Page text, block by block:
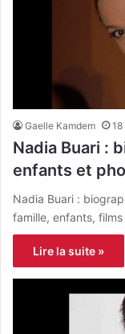
Gaelle Kamdem 18
Nadia Buari :
enfants et
Nadia Buari :
famille, enfants,
Lire la suite »